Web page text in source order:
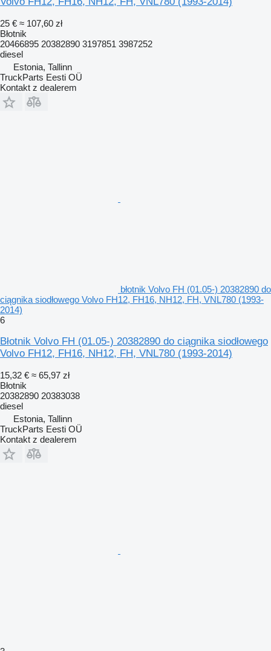
25 € ≈ 107,60 zł
Błotnik
20466895 20382890 3197851 3987252
diesel
Estonia, Tallinn
TruckParts Eesti OÜ
Kontakt z dealerem
błotnik Volvo FH (01.05-) 20382890 do
ciągnika siodłowego Volvo FH12, FH16, NH12, FH, VNL780 (1993-
2014)
6
Błotnik Volvo FH (01.05-) 20382890 do ciągnika siodłowego
Volvo FH12, FH16, NH12, FH, VNL780 (1993-2014)
15,32 € ≈ 65,97 zł
Błotnik
20382890 20383038
diesel
Estonia, Tallinn
TruckParts Eesti OÜ
Kontakt z dealerem